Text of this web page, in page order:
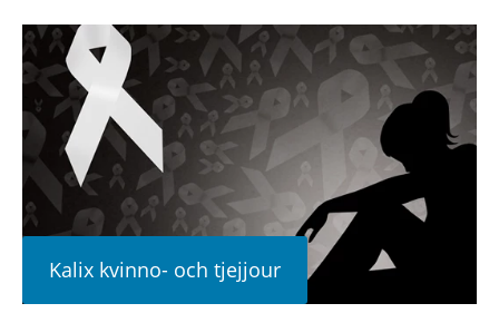
Kalix kvinno- och tjejjour